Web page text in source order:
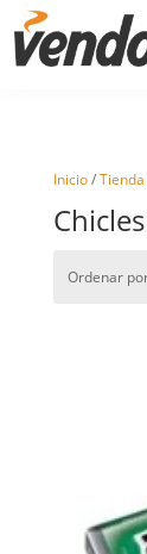
Inicio/Tienda
Chicles